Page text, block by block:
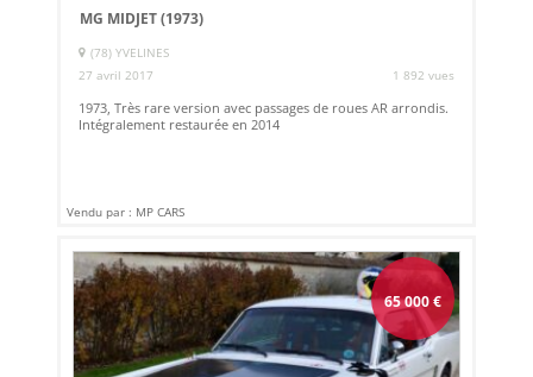
MG MIDJET (1973)
(78) YVELINES
27 avril 2017
1 892 vues
1973, Très rare version avec passages de roues AR arrondis.
Intégralement restaurée en 2014
Vendu par : MP CARS
65 000€